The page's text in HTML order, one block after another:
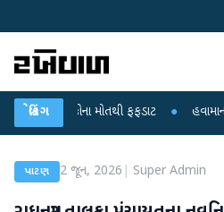
બ્રેકિંગમોતથી ફફડાટ ● હવામાન
પાટણ 2 જૂન, 2026 Super Admin